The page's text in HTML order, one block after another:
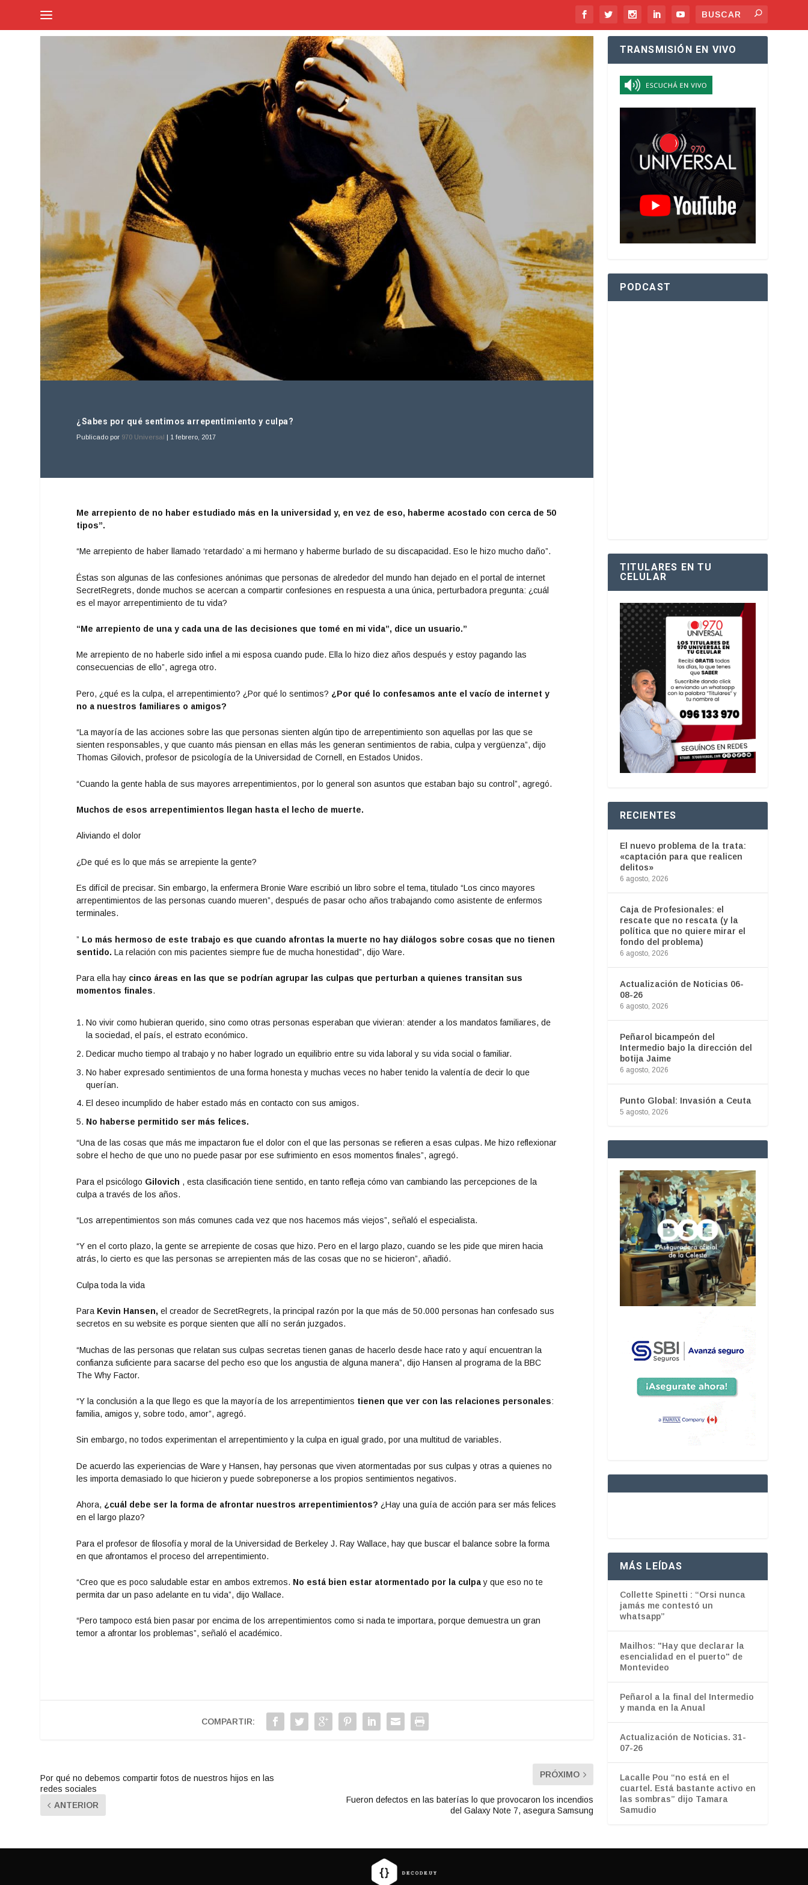
¿Sabes por qué sentimos arrepentimiento y culpa?
Publicado por 970 Universal | 1 febrero, 2017
Me arrepiento de no haber estudiado más en la universidad y, en vez de eso, haberme acostado con cerca de 50
tipos”.
“Me arrepiento de haber llamado ‘retardado’ a mi hermano y haberme burlado de su discapacidad. Eso le hizo mucho daño”.
Éstas son algunas de las confesiones anónimas que personas de alrededor del mundo han dejado en el portal de internet
SecretRegrets, donde muchos se acercan a compartir confesiones en respuesta a una única, perturbadora pregunta: ¿cuál
es el mayor arrepentimiento de tu vida?
“Me arrepiento de una y cada una de las decisiones que tomé en mi vida”, dice un usuario.”
Me arrepiento de no haberle sido infiel a mi esposa cuando pude. Ella lo hizo diez años después y estoy pagando las
consecuencias de ello”, agrega otro.
Pero, ¿qué es la culpa, el arrepentimiento? ¿Por qué lo sentimos? ¿Por qué lo confesamos ante el vacío de internet y
no a nuestros familiares o amigos?
“La mayoría de las acciones sobre las que personas sienten algún tipo de arrepentimiento son aquellas por las que se
sienten responsables, y que cuanto más piensan en ellas más les generan sentimientos de rabia, culpa y vergüenza”, dijo
Thomas Gilovich, profesor de psicología de la Universidad de Cornell, en Estados Unidos.
“Cuando la gente habla de sus mayores arrepentimientos, por lo general son asuntos que estaban bajo su control”, agregó.
Muchos de esos arrepentimientos llegan hasta el lecho de muerte.
Aliviando el dolor
¿De qué es lo que más se arrepiente la gente?
Es difícil de precisar. Sin embargo, la enfermera Bronie Ware escribió un libro sobre el tema, titulado “Los cinco mayores
arrepentimientos de las personas cuando mueren”, después de pasar ocho años trabajando como asistente de enfermos
terminales.
” Lo más hermoso de este trabajo es que cuando afrontas la muerte no hay diálogos sobre cosas que no tienen
sentido. La relación con mis pacientes siempre fue de mucha honestidad”, dijo Ware.
Para ella hay cinco áreas en las que se podrían agrupar las culpas que perturban a quienes transitan sus
momentos finales.
No vivir como hubieran querido, sino como otras personas esperaban que vivieran: atender a los mandatos familiares, de
la sociedad, el país, el estrato económico.
Dedicar mucho tiempo al trabajo y no haber logrado un equilibrio entre su vida laboral y su vida social o familiar.
No haber expresado sentimientos de una forma honesta y muchas veces no haber tenido la valentía de decir lo que
querían.
El deseo incumplido de haber estado más en contacto con sus amigos.
No haberse permitido ser más felices.
“Una de las cosas que más me impactaron fue el dolor con el que las personas se refieren a esas culpas. Me hizo reflexionar
sobre el hecho de que uno no puede pasar por ese sufrimiento en esos momentos finales”, agregó.
Para el psicólogo Gilovich , esta clasificación tiene sentido, en tanto refleja cómo van cambiando las percepciones de la
culpa a través de los años.
“Los arrepentimientos son más comunes cada vez que nos hacemos más viejos”, señaló el especialista.
“Y en el corto plazo, la gente se arrepiente de cosas que hizo. Pero en el largo plazo, cuando se les pide que miren hacia
atrás, lo cierto es que las personas se arrepienten más de las cosas que no se hicieron”, añadió.
Culpa toda la vida
Para Kevin Hansen, el creador de SecretRegrets, la principal razón por la que más de 50.000 personas han confesado sus
secretos en su website es porque sienten que allí no serán juzgados.
“Muchas de las personas que relatan sus culpas secretas tienen ganas de hacerlo desde hace rato y aquí encuentran la
confianza suficiente para sacarse del pecho eso que los angustia de alguna manera”, dijo Hansen al programa de la BBC
The Why Factor.
“Y la conclusión a la que llego es que la mayoría de los arrepentimientos tienen que ver con las relaciones personales:
familia, amigos y, sobre todo, amor”, agregó.
Sin embargo, no todos experimentan el arrepentimiento y la culpa en igual grado, por una multitud de variables.
De acuerdo las experiencias de Ware y Hansen, hay personas que viven atormentadas por sus culpas y otras a quienes no
les importa demasiado lo que hicieron y puede sobreponerse a los propios sentimientos negativos.
Ahora, ¿cuál debe ser la forma de afrontar nuestros arrepentimientos? ¿Hay una guía de acción para ser más felices
en el largo plazo?
Para el profesor de filosofía y moral de la Universidad de Berkeley J. Ray Wallace, hay que buscar el balance sobre la forma
en que afrontamos el proceso del arrepentimiento.
“Creo que es poco saludable estar en ambos extremos. No está bien estar atormentado por la culpay que eso no te
permita dar un paso adelante en tu vida”, dijo Wallace.
“Pero tampoco está bien pasar por encima de los arrepentimientos como si nada te importara, porque demuestra un gran
temor a afrontar los problemas”, señaló el académico.
COMPARTIR:
Por qué no debemos compartir fotos de nuestros hijos en las
redes sociales
ANTERIOR
PRÓXIMO
Fueron defectos en las baterías lo que provocaron los incendios
del Galaxy Note 7, asegura Samsung
TRANSMISIÓN EN VIVO
PODCAST
TITULARES EN TU
CELULAR
RECIENTES
El nuevo problema de la trata:
«captación para que realicen
delitos»
6 agosto, 2026
Caja de Profesionales: el
rescate que no rescata (y la
política que no quiere mirar el
fondo del problema)
6 agosto, 2026
Actualización de Noticias 06-
08-26
6 agosto, 2026
Peñarol bicampeón del
Intermedio bajo la dirección del
botija Jaime
6 agosto, 2026
Punto Global: Invasión a Ceuta
5 agosto, 2026
MÁS LEÍDAS
Collette Spinetti : “Orsi nunca
jamás me contestó un
whatsapp”
Mailhos: "Hay que declarar la
esencialidad en el puerto" de
Montevideo
Peñarol a la final del Intermedio
y manda en la Anual
Actualización de Noticias. 31-
07-26
Lacalle Pou “no está en el
cuartel. Está bastante activo en
las sombras” dijo Tamara
Samudio